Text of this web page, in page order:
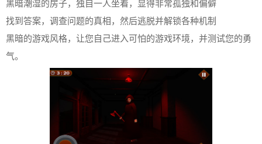
黑暗潮湿的房子，独自一人坐着，显得非常孤独和偏僻
找到答案，调查问题的真相，然后逃脱并解锁各种机制
黑暗的游戏风格，让您自己进入可怕的游戏环境，并测试您的勇
气。